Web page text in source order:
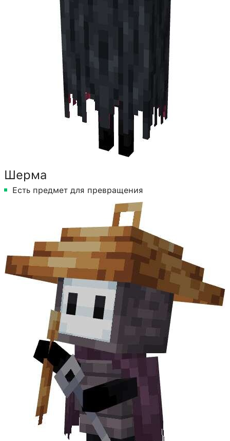
Шерма
Есть предмет для превращения